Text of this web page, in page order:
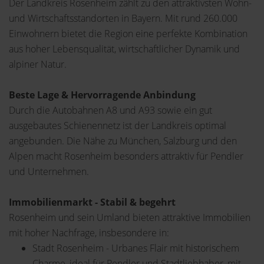
Der Landkreis Rosenheim zählt zu den attraktivsten Wohn-
und Wirtschaftsstandorten in Bayern. Mit rund 260.000
Einwohnern bietet die Region eine perfekte Kombination
aus hoher Lebensqualität, wirtschaftlicher Dynamik und
alpiner Natur.
Beste Lage & Hervorragende Anbindung
Durch die Autobahnen A8 und A93 sowie ein gut
ausgebautes Schienennetz ist der Landkreis optimal
angebunden. Die Nähe zu München, Salzburg und den
Alpen macht Rosenheim besonders attraktiv für Pendler
und Unternehmen.
Immobilienmarkt - Stabil & begehrt
Rosenheim und sein Umland bieten attraktive Immobilien
mit hoher Nachfrage, insbesondere in:
Stadt Rosenheim - Urbanes Flair mit historischem